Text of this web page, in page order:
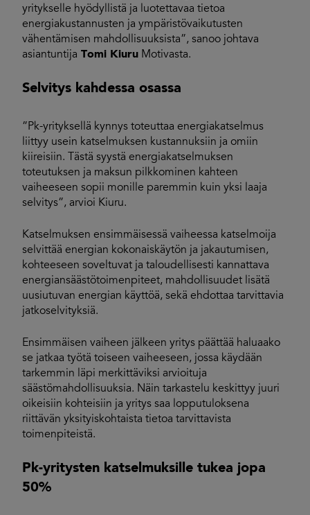
yritykselle hyödyllistä ja luotettavaa tietoa
energiakustannusten ja ympäristövaikutusten
vähentämisen mahdollisuuksista”, sanoo johtava
asiantuntija Tomi Kiuru Motivasta.
Selvitys kahdessa osassa
”Pk-yrityksellä kynnys toteuttaa energiakatselmus
liittyy usein katselmuksen kustannuksiin ja omiin
kiireisiin. Tästä syystä energiakatselmuksen
toteutuksen ja maksun pilkkominen kahteen
vaiheeseen sopii monille paremmin kuin yksi laaja
selvitys”, arvioi Kiuru.
Katselmuksen ensimmäisessä vaiheessa katselmoija
selvittää energian kokonaiskäytön ja jakautumisen,
kohteeseen soveltuvat ja taloudellisesti kannattava
energiansäästötoimenpiteet, mahdollisuudet lisätä
uusiutuvan energian käyttöä, sekä ehdottaa tarvittavia
jatkoselvityksiä.
Ensimmäisen vaiheen jälkeen yritys päättää haluaako
se jatkaa työtä toiseen vaiheeseen, jossa käydään
tarkemmin läpi merkittäviksi arvioituja
säästömahdollisuuksia. Näin tarkastelu keskittyy juuri
oikeisiin kohteisiin ja yritys saa lopputuloksena
riittävän yksityiskohtaista tietoa tarvittavista
toimenpiteistä.
Pk-yritysten katselmuksille tukea jopa
50%